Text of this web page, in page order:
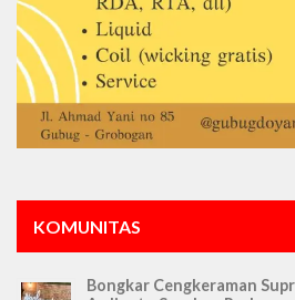
KOMUNITAS
Bongkar Cengkeraman